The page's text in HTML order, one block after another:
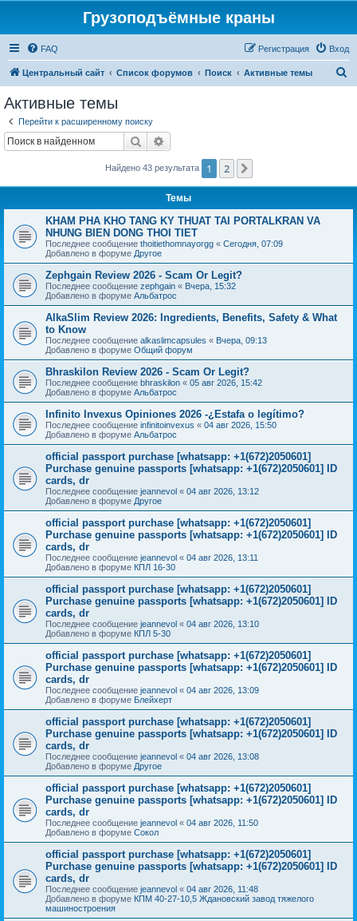
Грузоподъёмные краны
FAQ Вход
Регистрация
Центральный сайт Список форумов Поиск Активные темы
Активные темы
Перейти к расширенному поиску
Поиск
Найдено 43 результата 1 2
Темы
KHAM PHA KHO TANG KY THUAT TAI PORTALKRAN VA
NHUNG BIEN DONG THOI TIET
Последнее сообщение thoitiethomnayorgg « Сегодня, 07:09
Добавлено в форуме Другое
Zephgain Review 2026 - Scam Or Legit?
Последнее сообщение zephgain « Вчера, 15:32
Добавлено в форуме Альбатрос
AlkaSlim Review 2026: Ingredients, Benefits, Safety & What
to Know
Последнее сообщение alkaslimcapsules « Вчера, 09:13
Добавлено в форуме Общий форум
Bhraskilon Review 2026 - Scam Or Legit?
Последнее сообщение bhraskilon « 05 авг 2026, 15:42
Добавлено в форуме Альбатрос
Infinito Invexus Opiniones 2026 -¿Estafa o legítimo?
Последнее сообщение infinitoinvexus « 04 авг 2026, 15:50
Добавлено в форуме Альбатрос
official passport purchase [whatsapp: +1(672)2050601]
Purchase genuine passports [whatsapp: +1(672)2050601] ID
cards, dr
Последнее сообщение jeannevol « 04 авг 2026, 13:12
Добавлено в форуме Другое
official passport purchase [whatsapp: +1(672)2050601]
Purchase genuine passports [whatsapp: +1(672)2050601] ID
cards, dr
Последнее сообщение jeannevol « 04 авг 2026, 13:11
Добавлено в форуме КПЛ 16-30
official passport purchase [whatsapp: +1(672)2050601]
Purchase genuine passports [whatsapp: +1(672)2050601] ID
cards, dr
Последнее сообщение jeannevol « 04 авг 2026, 13:10
Добавлено в форуме КПЛ 5-30
official passport purchase [whatsapp: +1(672)2050601]
Purchase genuine passports [whatsapp: +1(672)2050601] ID
cards, dr
Последнее сообщение jeannevol « 04 авг 2026, 13:09
Добавлено в форуме Блейхерт
official passport purchase [whatsapp: +1(672)2050601]
Purchase genuine passports [whatsapp: +1(672)2050601] ID
cards, dr
Последнее сообщение jeannevol « 04 авг 2026, 13:08
Добавлено в форуме Другое
official passport purchase [whatsapp: +1(672)2050601]
Purchase genuine passports [whatsapp: +1(672)2050601] ID
cards, dr
Последнее сообщение jeannevol « 04 авг 2026, 11:50
Добавлено в форуме Сокол
official passport purchase [whatsapp: +1(672)2050601]
Purchase genuine passports [whatsapp: +1(672)2050601] ID
cards, dr
Последнее сообщение jeannevol « 04 авг 2026, 11:48
Добавлено в форуме КПМ 40-27-10,5 Ждановский завод тяжелого
машиностроения